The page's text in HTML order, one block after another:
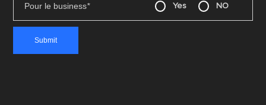
Pour le business* Yes NO